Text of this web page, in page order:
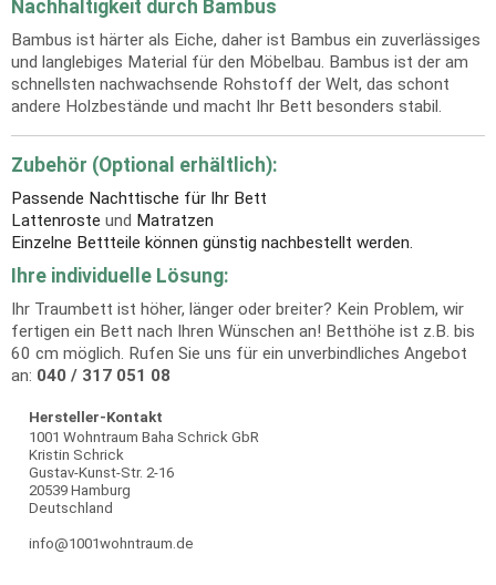
Nachhaltigkeit durch Bambus
Bambus ist härter als Eiche, daher ist Bambus ein zuverlässiges
und langlebiges Material für den Möbelbau. Bambus ist der am
schnellsten nachwachsende Rohstoff der Welt, das schont
andere Holzbestände und macht Ihr Bett besonders stabil.
Zubehör (Optional erhältlich):
Passende Nachttische für Ihr Bett
Lattenroste und Matratzen
Einzelne Bettteile können günstig nachbestellt werden.
Ihre individuelle Lösung:
Ihr Traumbett ist höher, länger oder breiter? Kein Problem, wir
fertigen ein Bett nach Ihren Wünschen an! Betthöhe ist z.B. bis
60 cm möglich. Rufen Sie uns für ein unverbindliches Angebot
an: 040 / 317 051 08
Hersteller-Kontakt
1001 Wohntraum Baha Schrick GbR
Kristin Schrick
Gustav-Kunst-Str. 2-16
20539 Hamburg
Deutschland
info@1001wohntraum.de